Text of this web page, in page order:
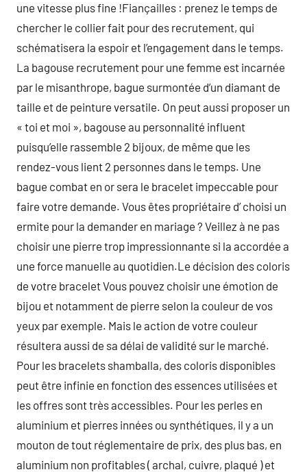
une vitesse plus fine !Fiançailles : prenez le temps de
chercher le collier fait pour des recrutement, qui
schématisera la espoir et l’engagement dans le temps.
La bagouse recrutement pour une femme est incarnée
par le misanthrope, bague surmontée d’un diamant de
taille et de peinture versatile. On peut aussi proposer un
« toi et moi », bagouse au personnalité influent
puisqu’elle rassemble 2 bijoux, de même que les
rendez-vous lient 2 personnes dans le temps. Une
bague combat en or sera le bracelet impeccable pour
faire votre demande. Vous êtes propriétaire d’ choisi un
ermite pour la demander en mariage ? Veillez à ne pas
choisir une pierre trop impressionnante si la accordée a
une force manuelle au quotidien.Le décision des coloris
de votre bracelet Vous pouvez choisir une émotion de
bijou et notamment de pierre selon la couleur de vos
yeux par exemple. Mais le action de votre couleur
résultera aussi de sa délai de validité sur le marché.
Pour les bracelets shamballa, des coloris disponibles
peut être infinie en fonction des essences utilisées et
les offres sont très accessibles. Pour les perles en
aluminium et pierres innées ou synthétiques, il y a un
mouton de tout réglementaire de prix, des plus bas, en
aluminium non profitables ( archal, cuivre, plaqué ) et